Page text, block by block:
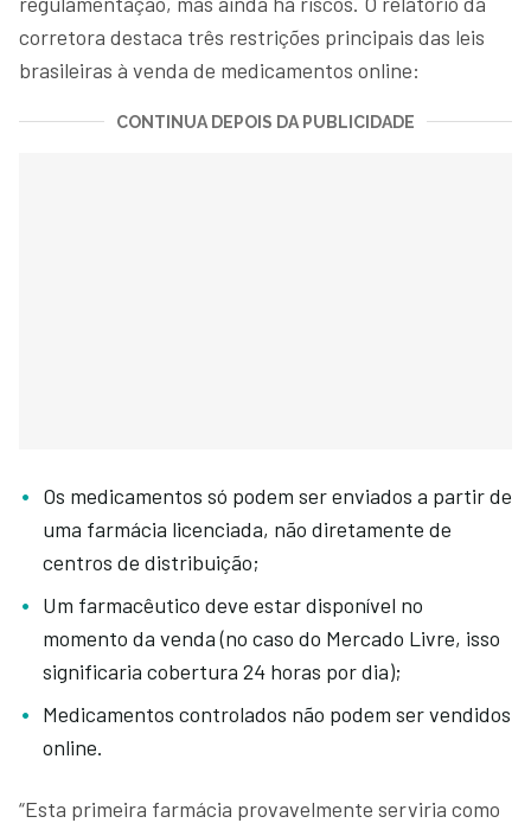
corretora destaca três restrições principais das leis
brasileiras à venda de medicamentos online:
CONTINUA DEPOIS DA PUBLICIDADE
Os medicamentos só podem ser enviados a partir de
uma farmácia licenciada, não diretamente de
centros de distribuição;
Um farmacêutico deve estar disponível no
momento da venda (no caso do Mercado Livre, isso
significaria cobertura 24 horas por dia);
Medicamentos controlados não podem ser vendidos
online.
“Esta primeira farmácia provavelmente serviria como